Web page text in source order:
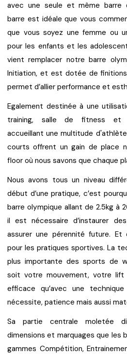
avec une seule et même barre
barre est idéale que vous
que vous soyez une femme ou
pour les enfants et les
vient remplacer notre barre
Initiation, et est dotée de
permet d’allier performance et
Egalement destinée à une
training, salle de fitness et
accueillant une multitude
courts offrent un gain de place
floor où nous savons que chaque
Nous avons tous un niveau
début d’une pratique, c’est
barre olympique allant de 2.5kg à
il est nécessaire d’instaurer des
assurer une pérennité future.
pour les pratiques sportives. La
plus importante des sports de
soit votre mouvement, votre lift
efficace qu’avec une technique
nécessite, patience mais aussi
Sa partie centrale moletée
dimensions et marquages que les
gammes Compétition,